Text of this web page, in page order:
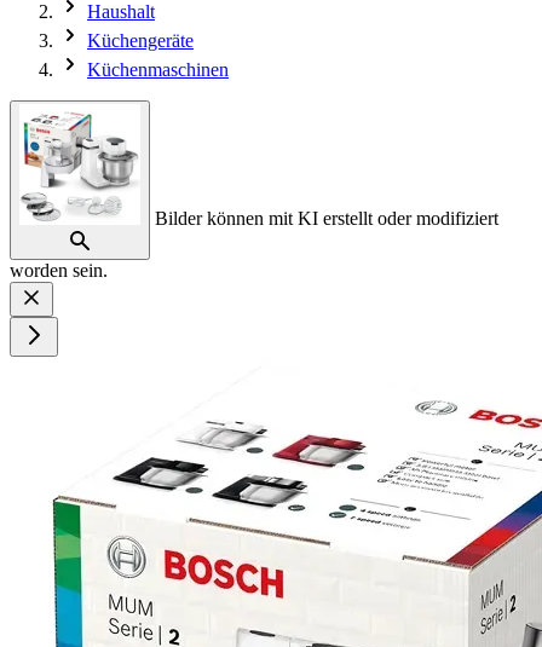
Haushalt
Küchengeräte
Küchenmaschinen
Bilder können mit KI erstellt oder modifiziert
worden sein.